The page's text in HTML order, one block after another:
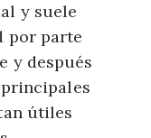
y suele
por parte
y después
útiles